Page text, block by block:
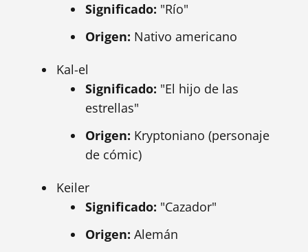
Significado: "Río"
Origen: Nativo americano
Kal-el
Significado: "El hijo de las
estrellas"
Origen: Kryptoniano (personaje
de cómic)
Keiler
Significado: "Cazador"
Origen: Alemán